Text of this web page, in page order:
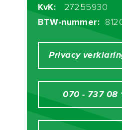
Kenmerken van uw nieuwe
- Ideaal als mooie
- Centraal gelegen nabij
- Dakterras van circa 4,00
- Gelegen op eigen grond;
- Gelegen in gemeentelijk
KvK: 27255930
BTW-nummer:
Privacy
070 - 737 08